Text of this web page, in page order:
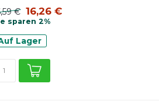
€ 16,26 €
sparen 2%
Lager